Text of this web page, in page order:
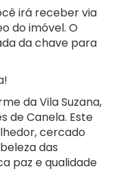
irá receber via
do imóvel. O
da chave para
da Vila Suzana,
de Canela. Este
cercado
das
paz e qualidade